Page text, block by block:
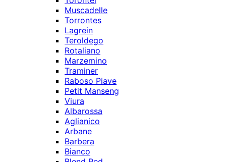
Muscadelle
Torrontes
Lagrein
Teroldego
Rotaliano
Marzemino
Traminer
Raboso Piave
Petit Manseng
Viura
Albarossa
Aglianico
Arbane
Barbera
Bianco